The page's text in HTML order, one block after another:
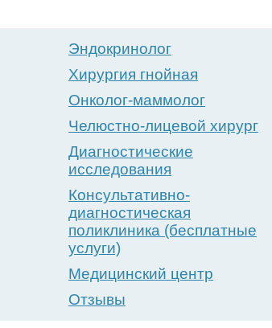
Эндокринолог
Хирургия гнойная
Онколог-маммолог
Челюстно-лицевой хирург
Диагностические
исследования
Консультативно-
диагностическая
поликлиника (бесплатные
услуги)
Медицинский центр
Отзывы